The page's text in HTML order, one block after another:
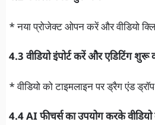
* नया प्रोजेक्ट ओपन करें और वीडियो
4.3 वीडियो इंपोर्ट करें और एडिटिंग शुरू
* वीडियो को टाइमलाइन पर ड्रैग एंड
4.4 AI फीचर्स का उपयोग करके वीडियो